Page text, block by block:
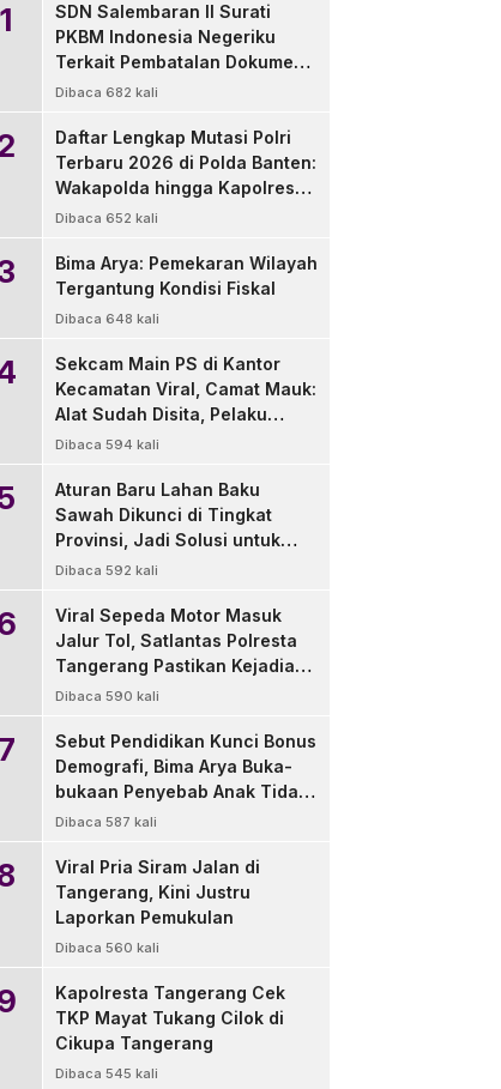
1
SDN Salembaran II Surati
PKBM Indonesia Negeriku
Terkait Pembatalan Dokumen
Pengganti Ijazah
Dibaca 682 kali
Daftar Lengkap Mutasi Polri
Terbaru 2026 di Polda Banten:
Wakapolda hingga Kapolres
Diganti
Dibaca 652 kali
Bima Arya: Pemekaran Wilayah
Tergantung Kondisi Fiskal
Dibaca 648 kali
Sekcam Main PS di Kantor
Kecamatan Viral, Camat Mauk:
Alat Sudah Disita, Pelaku
Disanksi Tegur
Dibaca 594 kali
Aturan Baru Lahan Baku
Sawah Dikunci di Tingkat
Provinsi, Jadi Solusi untuk
Pemda dan Pengembang
Dibaca 592 kali
Viral Sepeda Motor Masuk
Jalur Tol, Satlantas Polresta
Tangerang Pastikan Kejadian
di Luar Wilayah
Dibaca 590 kali
7
Sebut Pendidikan Kunci Bonus
Demografi, Bima Arya Buka-
bukaan Penyebab Anak Tidak
Sekolah
Dibaca 587 kali
Viral Pria Siram Jalan di
Tangerang, Kini Justru
Laporkan Pemukulan
Dibaca 560 kali
Kapolresta Tangerang Cek
TKP Mayat Tukang Cilok di
Cikupa Tangerang
Dibaca 545 kali